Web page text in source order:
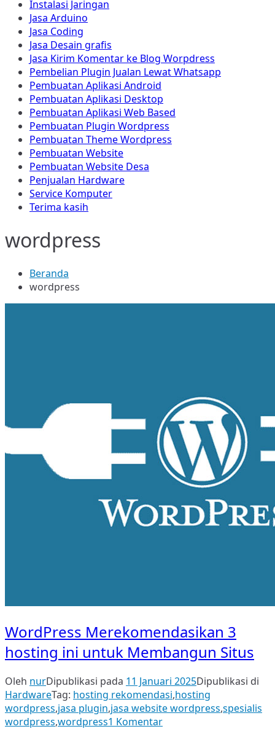
Instalasi Jaringan
Jasa Arduino
Jasa Coding
Jasa Desain grafis
Jasa Kirim Komentar ke Blog Worpdress
Pembelian Plugin Jualan Lewat Whatsapp
Pembuatan Aplikasi Android
Pembuatan Aplikasi Desktop
Pembuatan Aplikasi Web Based
Pembuatan Plugin Wordpress
Pembuatan Theme Wordpress
Pembuatan Website
Pembuatan Website Desa
Penjualan Hardware
Service Komputer
Terima kasih
wordpress
Beranda
wordpress
WordPress Merekomendasikan 3
hosting ini untuk Membangun Situs
Oleh nurDipublikasi pada 11 Januari 2025Dipublikasi di
HardwareTag: hosting rekomendasi,hosting
wordpress,jasa plugin,jasa website wordpress,spesialis
wordpress,wordpress1 Komentarpada